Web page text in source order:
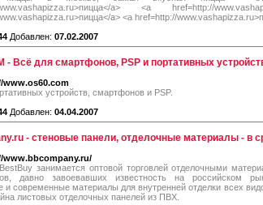
www.vashapizza.ru>пицца</a> <a href=http://
a> <a href=http://
Добавлен: 07.02.2007
- Всё для смартфонов, PSP и портативных
www.os60.com
устройств, смартфонов и PSP.
Добавлен: 04.04.2007
- стеновые панели, отделочные материалы - в
www.bbcompany.ru/
занимается оптовой торговлей отделочными
давно завоевавших известность на российском
и современные материалы для внутренней отделки всех
листовых отделочных панелей из ПВХ.